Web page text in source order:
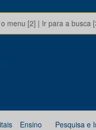
menu [2] | Ir para a busca
Ensino Pesquisa e